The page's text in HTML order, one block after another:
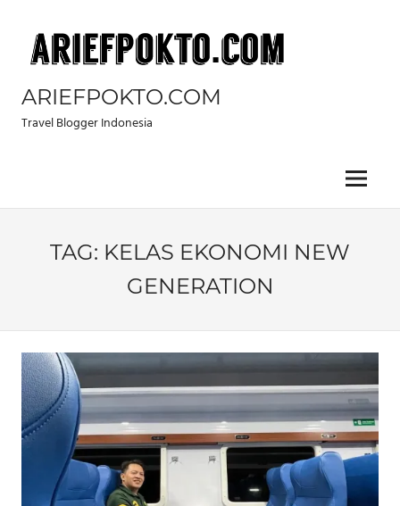
content
ARIEFPOKTO.COM
Travel Blogger Indonesia
Menu
TAG: KELAS EKONOMI NEW
GENERATION